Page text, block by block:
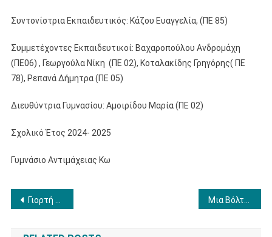
Συντονίστρια Εκπαιδευτικός: Κάζου Ευαγγελία, (ΠΕ 85)
Συμμετέχοντες Εκπαιδευτικοί: Βαχαροπούλου Ανδρομάχη
(ΠΕ06) , Γεωργούλα Νίκη (ΠΕ 02), Κοταλακίδης Γρηγόρης( ΠΕ
78), Ρεπανά Δήμητρα (ΠΕ 05)
Διευθύντρια Γυμνασίου: Αμοιρίδου Μαρία (ΠΕ 02)
Σχολικό Έτος 2024- 2025
Γυμνάσιο Αντιμάχειας Κω
Πλοήγηση
άρθρων
Γιορτή Λήξης Σχολικής Χρονιάς